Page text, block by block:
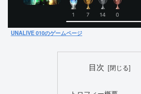
UNALIVE 010のゲームページ
目次